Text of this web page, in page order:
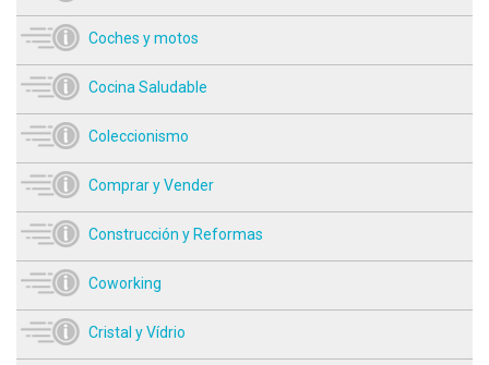
Coches y motos
Cocina Saludable
Coleccionismo
Comprar y Vender
Construcción y Reformas
Coworking
Cristal y Vídrio